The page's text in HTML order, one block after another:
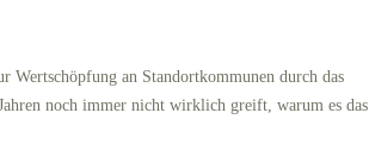
Wertschöpfung an Standortkommunen durch das
noch immer nicht wirklich greift, warum es das